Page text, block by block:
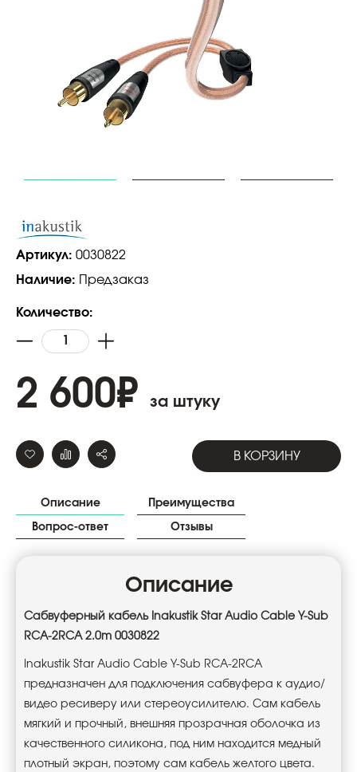
Артикул: 0030822
Наличие:
Предзаказ
Количество:
2 600₽ за штуку
В КОРЗИНУ
Описание Преимущества
Вопрос-ответ Отзывы
Описание
Сабвуферный кабель Inakustik Star Audio Cable Y-Sub
RCA-2RCA 2.0m 0030822
Inakustik Star Audio Cable Y-Sub RCA-2RCA
предназначен для подключения сабвуфера к аудио/
видео ресиверу или стереоусилителю. Сам кабель
мягкий и прочный, внешняя прозрачная оболочка из
качественного силикона, под ним находится медный
плотный экран, поэтому сам кабель желтого цвета.